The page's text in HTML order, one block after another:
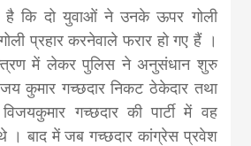
है कि दो युवाओं ने उनके ऊपर गोली
प्रहार करनेवाले फरार हो गए हैं ।
में लेकर पुलिस ने अनुसंधान शुरु
कुमार गच्छदार निकट ठेकेदार तथा
गच्छदार की पार्टी में वह
। बाद में जब गच्छदार कांग्रेस प्रवेश